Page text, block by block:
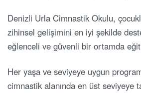
Denizli Urla Cimnastik Okulu,
zihinsel gelişimini en iyi şekilde
eğlenceli ve güvenli bir ortamda
Her yaşa ve seviyeye uygun
cimnastik alanında en üst seviyeye